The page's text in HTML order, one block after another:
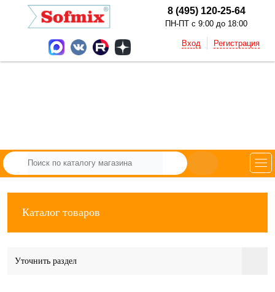
8 (495) 120-25-64
ПН-ПТ с 9:00 до 18:00
Вход Регистрация
Каталог товаров
Уточнить раздел